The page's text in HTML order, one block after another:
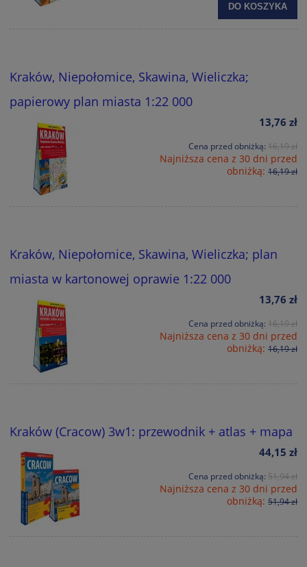
DO KOSZYKA
Kraków, Niepołomice, Skawina, Wieliczka;
papierowy plan miasta 1:22 000
13,76 zł
Cena przed obniżką: 16,19 zł
Najniższa cena z 30 dni przed
obniżką: 16,19 zł
Kraków, Niepołomice, Skawina, Wieliczka; plan
miasta w kartonowej oprawie 1:22 000
13,76 zł
Cena przed obniżką: 16,19 zł
Najniższa cena z 30 dni przed
obniżką: 16,19 zł
Kraków (Cracow) 3w1: przewodnik + atlas + mapa
44,15 zł
Cena przed obniżką: 51,94 zł
Najniższa cena z 30 dni przed
obniżką: 51,94 zł